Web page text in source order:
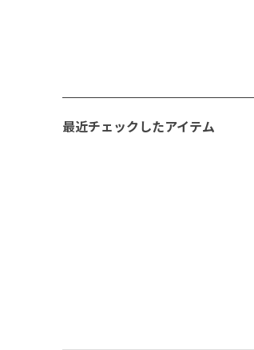
最近チェックしたアイテム